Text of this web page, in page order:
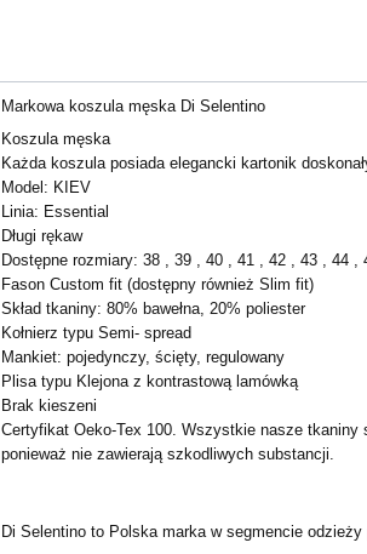
Markowa koszula męska Di Selentino
Koszula męska
Każda koszula posiada elegancki kartonik
Model: KIEV
Linia: Essential
Długi rękaw
Dostępne rozmiary: 38 , 39 , 40 , 41 , 42 , 43 , 44 ,
Fason Custom fit (dostępny również Slim fit)
Skład tkaniny: 80% bawełna, 20% poliester
Kołnierz typu Semi- spread
Mankiet: pojedynczy, ścięty, regulowany
Plisa typu Klejona z kontrastową lamówką
Brak kieszeni
Certyfikat Oeko-Tex 100. Wszystkie nasze tkaniny
ponieważ nie zawierają szkodliwych substancji.
Di Selentino to Polska marka w segmencie